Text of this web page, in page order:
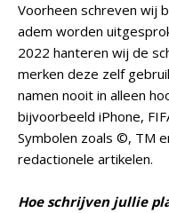
Voorheen schreven wij
adem worden
2022 hanteren wij de
merken deze zelf
namen nooit in alleen
bijvoorbeeld iPhone,
Symbolen zoals ©, TM
redactionele artikelen.
Hoe schrijven jullie